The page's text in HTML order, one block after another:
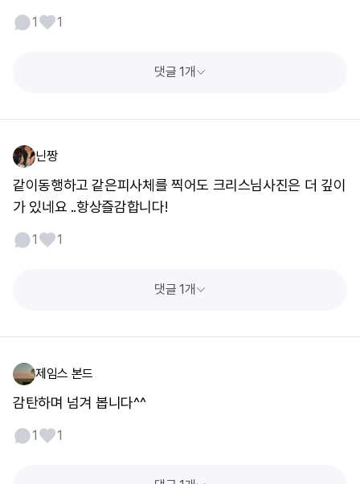
1 1
댓글 1개
닌짱
같이동행하고 같은피사체를 찍어도 크리스님사진은 더 깊이
가 있네요 ..항상즐감합니다!
1 1
댓글 1개
제임스 본드
감탄하며 넘겨 봅니다^^
1 1